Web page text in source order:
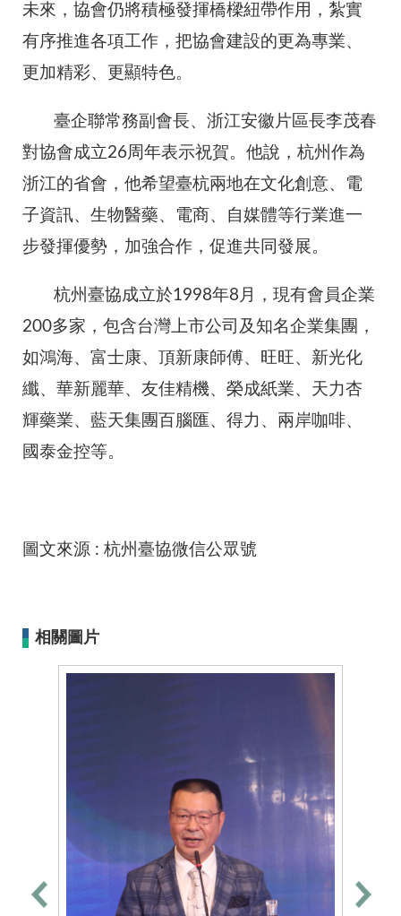
未來，協會仍將積極發揮橋樑紐帶作用，紮實
有序推進各項工作，把協會建設的更為專業、
更加精彩、更顯特色。
臺企聯常務副會長、浙江安徽片區長李茂春
對協會成立26周年表示祝賀。他說，杭州作為
浙江的省會，他希望臺杭兩地在文化創意、電
子資訊、生物醫藥、電商、自媒體等行業進一
步發揮優勢，加強合作，促進共同發展。
杭州臺協成立於1998年8月，現有會員企業
200多家，包含台灣上市公司及知名企業集團，
如鴻海、富士康、頂新康師傅、旺旺、新光化
纖、華新麗華、友佳精機、榮成紙業、天力杏
輝藥業、藍天集團百腦匯、得力、兩岸咖啡、
國泰金控等。
圖文來源 : 杭州臺協微信公眾號
相關圖片